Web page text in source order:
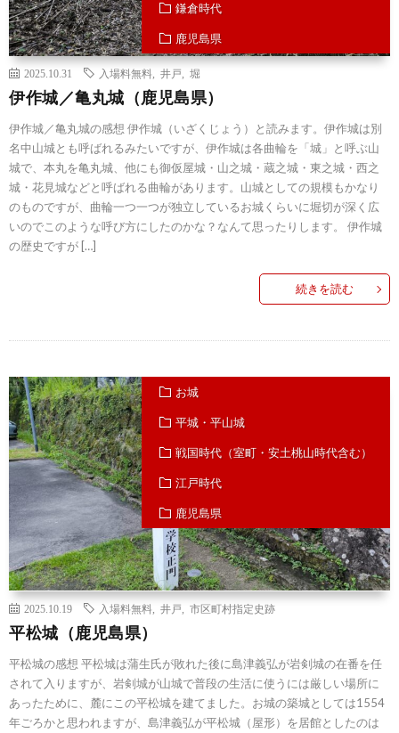
鎌倉時代
鹿児島県
2025.10.31 入場料無料 井戸 堀
伊作城／亀丸城（鹿児島県）
伊作城／亀丸城の感想 伊作城（いざくじょう）と読みます。伊作城は別
名中山城とも呼ばれるみたいですが、伊作城は各曲輪を「城」と呼ぶ山
城で、本丸を亀丸城、他にも御仮屋城・山之城・蔵之城・東之城・西之
城・花見城などと呼ばれる曲輪があります。山城としての規模もかなり
のものですが、曲輪一つ一つが独立しているお城くらいに堀切が深く広
いのでこのような呼び方にしたのかな？なんて思ったりします。 伊作城
の歴史ですが […]
続きを読む
お城
平城・平山城
戦国時代（室町・安土桃山時代含む）
江戸時代
鹿児島県
2025.10.19 入場料無料 井戸 市区町村指定史跡
平松城（鹿児島県）
平松城の感想 平松城は蒲生氏が敗れた後に島津義弘が岩剣城の在番を任
されて入りますが、岩剣城が山城で普段の生活に使うには厳しい場所に
あったために、麓にこの平松城を建てました。お城の築城としては1554
年ごろかと思われますが、島津義弘が平松城（屋形）を居館としたのは